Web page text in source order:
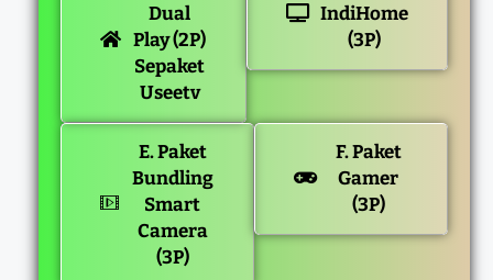
Dual
Play (2P)
Sepaket
Useetv
IndiHome
(3P)
E. Paket
Bundling
Smart
Camera
(3P)
F. Paket
Gamer
(3P)